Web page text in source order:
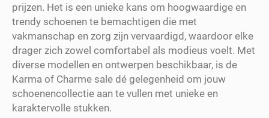
prijzen. Het is een unieke kans om hoogwaardige en
trendy schoenen te bemachtigen die met
vakmanschap en zorg zijn vervaardigd, waardoor elke
drager zich zowel comfortabel als modieus voelt. Met
diverse modellen en ontwerpen beschikbaar, is de
Karma of Charme sale dé gelegenheid om jouw
schoenencollectie aan te vullen met unieke en
karaktervolle stukken.